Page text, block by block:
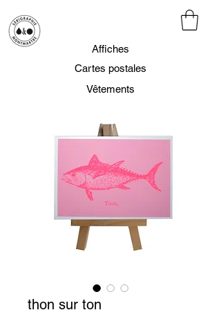
Affiches
Cartes postales
Vêtements
thon sur ton